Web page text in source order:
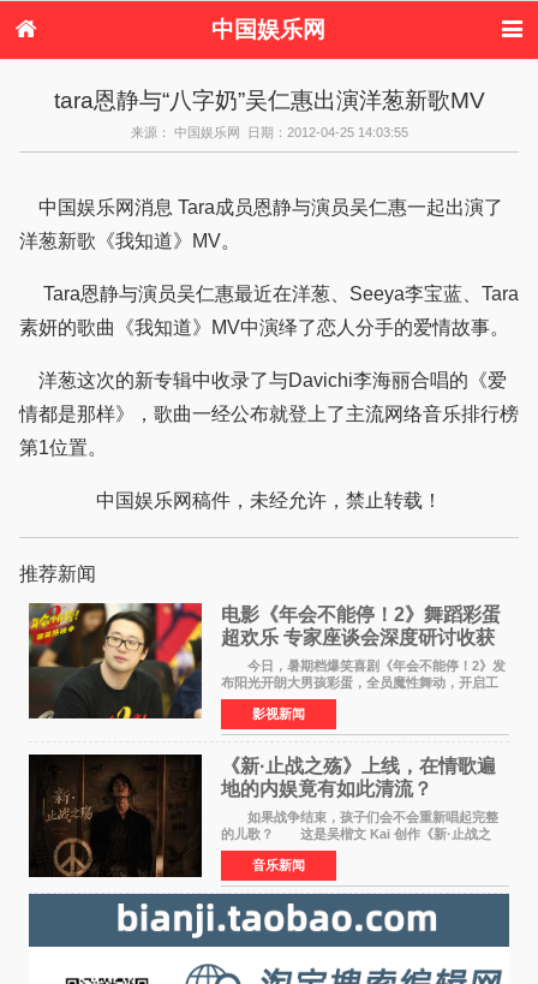
中国娱乐网
港台娱乐
日本娱乐 韩国娱乐
欧美娱乐
音乐新闻 影视新闻
内地明星八卦
八卦
tara恩静与“八字奶”吴仁惠出演洋葱新歌MV
来源： 中国娱乐网 日期：2012-04-25 14:03:55
中国娱乐网消息 Tara成员恩静与演员吴仁惠一起出演了
洋葱新歌《我知道》MV。
Tara恩静与演员吴仁惠最近在洋葱、Seeya李宝蓝、Tara
素妍的歌曲《我知道》MV中演绎了恋人分手的爱情故事。
洋葱这次的新专辑中收录了与Davichi李海丽合唱的《爱
情都是那样》，歌曲一经公布就登上了主流网络音乐排行榜
第1位置。
中国娱乐网稿件，未经允许，禁止转载！
推荐新闻
电影《年会不能停！2》舞蹈彩蛋
超欢乐 专家座谈会深度研讨收获
满满
今日，暑期档爆笑喜剧《年会不能停！2》发
布阳光开朗大男孩彩蛋，全员魔性舞动，开启工
位狂欢模式。影片于昨日同步举办专家座谈会，
导演董润年、总制片人应萝佳出席现场，与一众
业内、学界专家
影视新闻
《新·止战之殇》上线，在情歌遍
地的内娱竟有如此清流？
如果战争结束，孩子们会不会重新唱起完整
的儿歌？ 这是吴楷文 Kai 创作《新·止战之
殇》时最初的想法。 从伊朗相关冲突引发的
地区局势，到世界各地仍在发生的动荡与不安，
战争从来不只
音乐新闻